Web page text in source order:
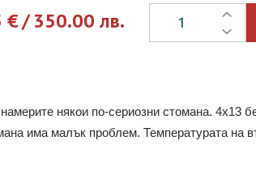
€/350.00 лв.
някои по-сериозни стомана. 4x13
има малък проблем. Температурата на